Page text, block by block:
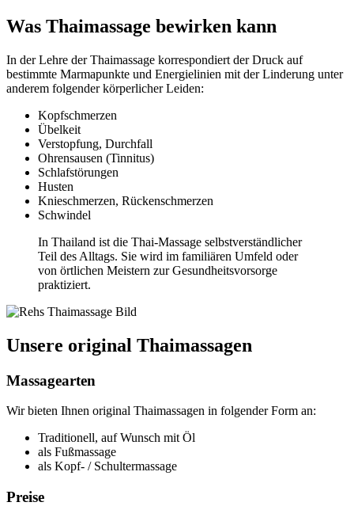
Was Thaimassage bewirken kann
In der Lehre der Thaimassage korrespondiert der Druck auf
bestimmte Marmapunkte und Energielinien mit der Linderung unter
anderem folgender körperlicher Leiden:
Kopfschmerzen
Übelkeit
Verstopfung, Durchfall
Ohrensausen (Tinnitus)
Schlafstörungen
Husten
Knieschmerzen, Rückenschmerzen
Schwindel
In Thailand ist die Thai-Massage selbstverständlicher
Teil des Alltags. Sie wird im familiären Umfeld oder
von örtlichen Meistern zur Gesundheitsvorsorge
praktiziert.
Unsere original Thaimassagen
Massagearten
Wir bieten Ihnen original Thaimassagen in folgender Form an:
Traditionell, auf Wunsch mit Öl
als Fußmassage
als Kopf- / Schultermassage
Preise